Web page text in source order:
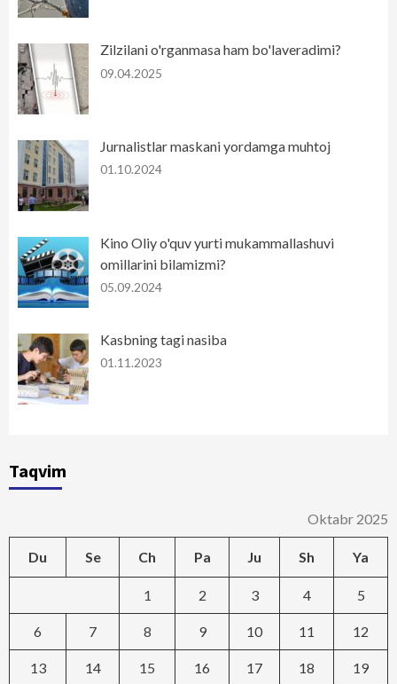
Zilzilani o'rganmasa ham bo'laveradimi?
09.04.2025
Jurnalistlar maskani yordamga muhtoj
01.10.2024
Kino Oliy o'quv yurti mukammallashuvi
omillarini bilamizmi?
05.09.2024
Kasbning tagi nasiba
01.11.2023
Taqvim
Oktabr 2025
Du Se Ch Pa Ju Sh Ya
1 2 3 4 5
6 7 8 9 10 11 12
13 14 15 16 17 18 19